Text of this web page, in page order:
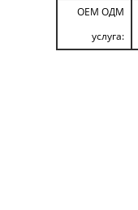
ОЕМ ОДМ
услуга: